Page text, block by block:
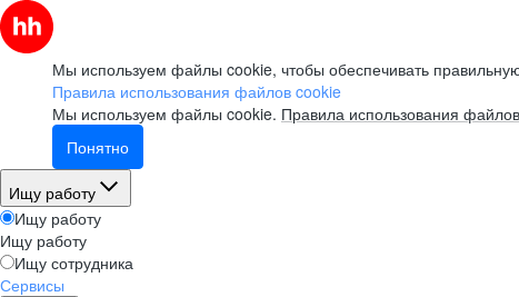
Мы используем файлы cookie, чтобы обеспечивать
Правила использования файлов cookie
Мы используем файлы cookie. Правила использования
Понятно
Ищу работу
Ищу работу
Ищу работу
Ищу сотрудника
Сервисы